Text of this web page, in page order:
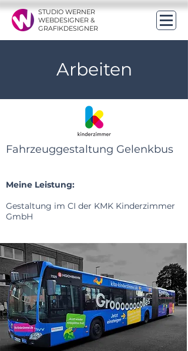
STUDIO WERNER
WEBDESIGNER &
GRAFIKDESIGNER
Arbeiten
Fahrzeuggestaltung Gelenkbus
Meine Leistung:
Gestaltung im CI der KMK Kinderzimmer
GmbH